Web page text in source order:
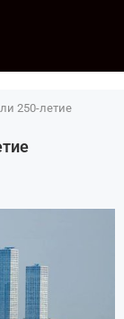
250-летие